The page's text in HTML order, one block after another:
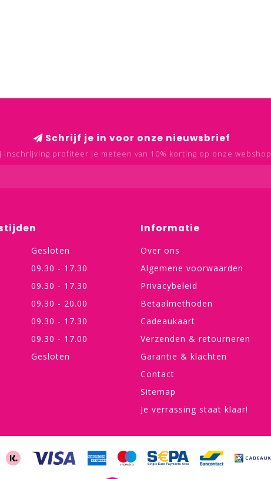
Schrijf je in voor onze nieuwsbrief
inschrijving profiteer je meteen van 10% korting op onze webshop
Gesloten
09.30 - 17.30
09.30 - 17.30
09.30 - 20.00
09.30 - 17.30
09.30 - 17.00
Gesloten
Informatie
Over ons
Algemene voorwaarden
Privacybeleid
Betaalmethoden
Cadeaukaart
Verzenden & retourneren
Garantie & klachten
Contact
Sitemap
Je verrassing staat klaar!